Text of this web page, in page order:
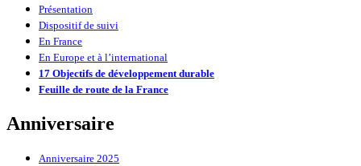
Présentation
Dispositif de suivi
En France
En Europe et à l’international
17 Objectifs de développement durable
Feuille de route de la France
Anniversaire
Anniversaire 2025